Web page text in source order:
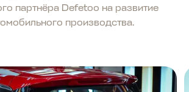
партнёра Defetoo на развитие
производства.